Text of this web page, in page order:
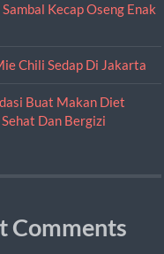
Sambal Kecap Oseng Enak
Chili Sedap Di Jakarta
Buat Makan Diet
Dan Bergizi
Comments